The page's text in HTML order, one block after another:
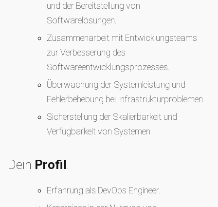
und der Bereitstellung von
Softwarelösungen.
Zusammenarbeit mit Entwicklungsteams
zur Verbesserung des
Softwareentwicklungsprozesses.
Überwachung der Systemleistung und
Fehlerbehebung bei Infrastrukturproblemen.
Sicherstellung der Skalierbarkeit und
Verfügbarkeit von Systemen.
Dein Profil.
Erfahrung als DevOps Engineer.